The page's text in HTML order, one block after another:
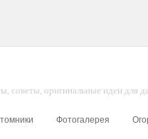
советы, оригинальные идеи для
Фотогалерея